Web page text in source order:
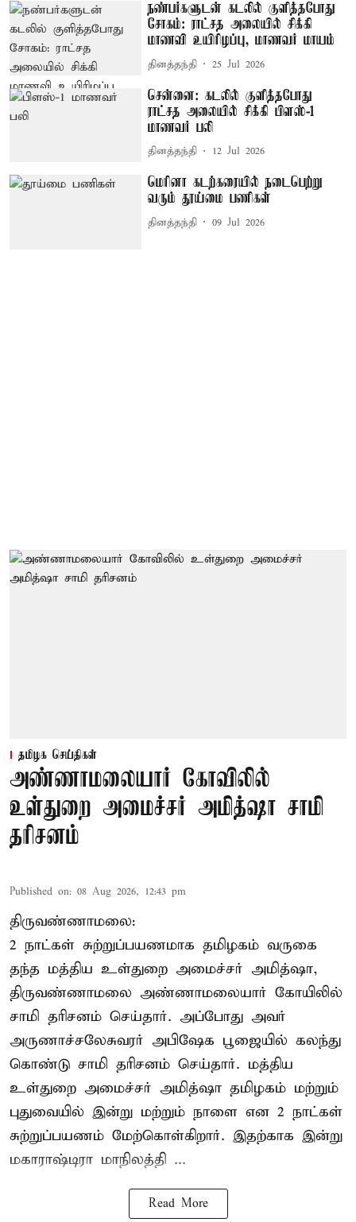
நண்பர்களுடன் கடலில் குளித்தபோது
சோகம்: ராட்சத அலையில் சிக்கி
மாணவி உயிரிழப்பு, மாணவர் மாயம்
தினத்தந்தி 25 Jul 2026
சென்னை: கடலில் குளித்தபோது
ராட்சத அலையில் சிக்கி பிளஸ்-1
மாணவர் பலி
தினத்தந்தி 12 Jul 2026
மெரினா கடற்கரையில் நடைபெற்று
வரும் தூய்மை பணிகள்
தினத்தந்தி 09 Jul 2026
தமிழக செய்திகள்
அண்ணாமலையார் கோவிலில்
உள்துறை அமைச்சர் அமித்ஷா சாமி
தரிசனம்
Published on: 08 Aug 2026, 12:43 pm
திருவண்ணாமலை:
2 நாட்கள் சுற்றுப்பயணமாக தமிழகம் வருகை
தந்த மத்திய உள்துறை அமைச்சர் அமித்ஷா,
திருவண்ணாமலை அண்ணாமலையார் கோயிலில்
சாமி தரிசனம் செய்தார். அப்போது அவர்
அருணாச்சலேசுவரர் அபிஷேக பூஜையில் கலந்து
கொண்டு சாமி தரிசனம் செய்தார். மத்திய
உள்துறை அமைச்சர் அமித்ஷா தமிழகம் மற்றும்
புதுவையில் இன்று மற்றும் நாளை என 2 நாட்கள்
சுற்றுப்பயணம் மேற்கொள்கிறார். இதற்காக இன்று
மகாராஷ்டிரா மாநிலத்தி ...
Read More